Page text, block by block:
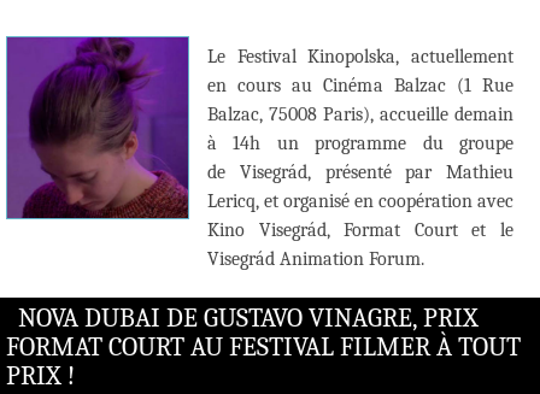
Le Festival Kinopolska, actuellement
en cours au Cinéma Balzac (1 Rue
Balzac, 75008 Paris), accueille demain
à 14h un programme du groupe
de Visegrád, présenté par Mathieu
Lericq, et organisé en coopération avec
Kino Visegrád, Format Court et le
Visegrád Animation Forum.
NOVA DUBAI DE GUSTAVO VINAGRE, PRIX
FORMAT COURT AU FESTIVAL FILMER À TOUT
PRIX !